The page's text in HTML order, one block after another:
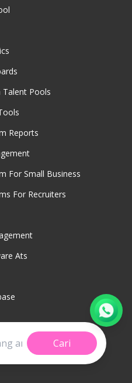
Cari
Talent Pools
Reports
For Small Business
For Recruiters
Ats
Dashboard
System